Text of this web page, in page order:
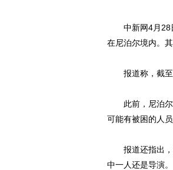
中新网4月28日
在尼泊尔境内。
报道称，截至
此前，尼泊尔
可能有被困的人
报道还指出，
中一人还是导演。